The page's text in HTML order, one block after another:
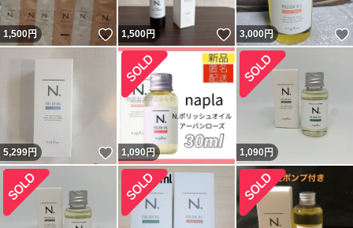
1,500円 いいね！
1,500円 いいね！
3,000円
5,299円 いいね！
1,090円 1,090円